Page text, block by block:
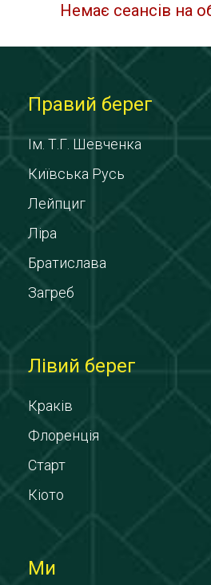
Немає сеансів на
Правий берег
Ім. Т.Г. Шевченка
Київська Русь
Лейпциг
Ліра
Братислава
Загреб
Лівий берег
Краків
Флоренція
Старт
Кіото
Ми